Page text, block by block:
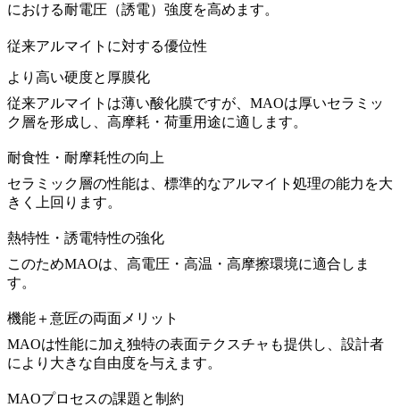
における耐電圧（誘電）強度を高めます。
従来アルマイトに対する優位性
より高い硬度と厚膜化
従来アルマイトは薄い酸化膜ですが、MAOは厚いセラミッ
ク層を形成し、高摩耗・荷重用途に適します。
耐食性・耐摩耗性の向上
セラミック層の性能は、標準的なアルマイト処理の能力を大
きく上回ります。
熱特性・誘電特性の強化
このためMAOは、高電圧・高温・高摩擦環境に適合しま
す。
機能＋意匠の両面メリット
MAOは性能に加え独特の表面テクスチャも提供し、設計者
により大きな自由度を与えます。
MAOプロセスの課題と制約